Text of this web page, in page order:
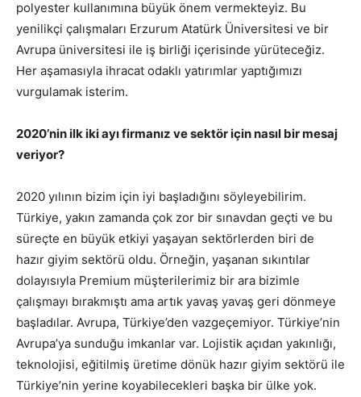
polyester kullanımına büyük önem vermekteyiz. Bu
yenilikçi çalışmaları Erzurum Atatürk Üniversitesi ve bir
Avrupa üniversitesi ile iş birliği içerisinde yürüteceğiz.
Her aşamasıyla ihracat odaklı yatırımlar yaptığımızı
vurgulamak isterim.
2020’nin ilk iki ayı firmanız ve sektör için nasıl bir mesaj
veriyor?
2020 yılının bizim için iyi başladığını söyleyebilirim.
Türkiye, yakın zamanda çok zor bir sınavdan geçti ve bu
süreçte en büyük etkiyi yaşayan sektörlerden biri de
hazır giyim sektörü oldu. Örneğin, yaşanan sıkıntılar
dolayısıyla Premium müşterilerimiz bir ara bizimle
çalışmayı bırakmıştı ama artık yavaş yavaş geri dönmeye
başladılar. Avrupa, Türkiye’den vazgeçemiyor. Türkiye’nin
Avrupa’ya sunduğu imkanlar var. Lojistik açıdan yakınlığı,
teknolojisi, eğitilmiş üretime dönük hazır giyim sektörü ile
Türkiye’nin yerine koyabilecekleri başka bir ülke yok.